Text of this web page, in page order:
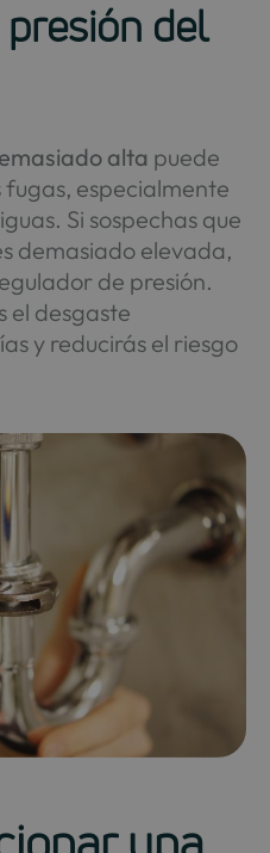
del
alta puede
fugas, especialmente
Si sospechas que
demasiado elevada,
de presión.
el desgaste
y reducirás el riesgo